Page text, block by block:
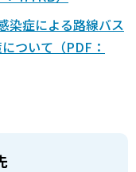
症による路線バス
ついて（PDF：